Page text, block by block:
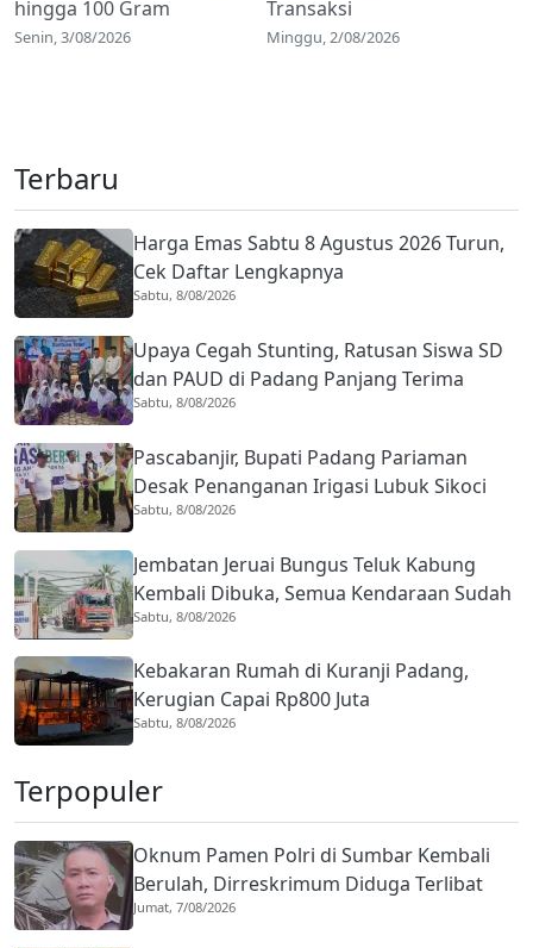
hingga 100 Gram
Senin, 3/08/2026
Transaksi
Minggu, 2/08/2026
Terbaru
Harga Emas Sabtu 8 Agustus 2026 Turun,
Cek Daftar Lengkapnya
Sabtu, 8/08/2026
Upaya Cegah Stunting, Ratusan Siswa SD
dan PAUD di Padang Panjang Terima
Bantuan Telur
Sabtu, 8/08/2026
Pascabanjir, Bupati Padang Pariaman
Desak Penanganan Irigasi Lubuk Sikoci
dan Padang Laweh
Sabtu, 8/08/2026
Jembatan Jeruai Bungus Teluk Kabung
Kembali Dibuka, Semua Kendaraan Sudah
Bisa Melintas
Sabtu, 8/08/2026
Kebakaran Rumah di Kuranji Padang,
Kerugian Capai Rp800 Juta
Sabtu, 8/08/2026
Terpopuler
Oknum Pamen Polri di Sumbar Kembali
Berulah, Dirreskrimum Diduga Terlibat
Kekerasan dengan Seorang Sopir
Jumat, 7/08/2026